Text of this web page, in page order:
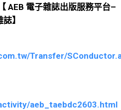
AEB 電子雜誌出版服務平台–
】
Transfer/
aeb_taebdc2603.html